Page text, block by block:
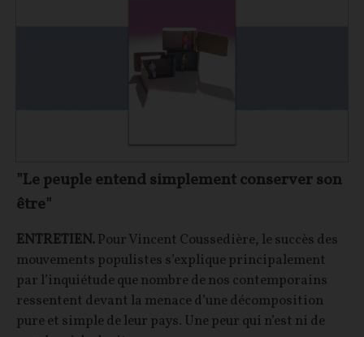
"Le peuple entend simplement conserver son
être"
ENTRETIEN.Pour Vincent Coussedière, le succès des
mouvements populistes s’explique principalement
par l’inquiétude que nombre de nos contemporains
ressentent devant la menace d’une décomposition
pure et simple de leur pays. Une peur qui n’est ni de